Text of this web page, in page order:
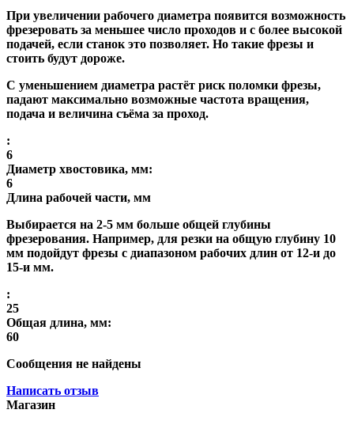
При увеличении рабочего диаметра появится возможность
фрезеровать за меньшее число проходов и с более высокой
подачей, если станок это позволяет. Но такие фрезы и
стоить будут дороже.
С уменьшением диаметра растёт риск поломки фрезы,
падают максимально возможные частота вращения,
подача и величина съёма за проход.
:
6
Диаметр хвостовика, мм:
6
Длина рабочей части, мм
Выбирается на 2-5 мм больше общей глубины
фрезерования. Например, для резки на общую глубину 10
мм подойдут фрезы с диапазоном рабочих длин от 12-и до
15-и мм.
:
25
Общая длина, мм:
60
Сообщения не найдены
Написать отзыв
Магазин